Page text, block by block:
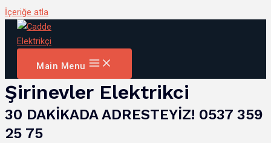
İçeriğe atla
Main Menu
Şirinevler Elektrikci
30 DAKİKADA ADRESTEYİZ! 0537 359
25 75